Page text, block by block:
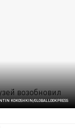
KOKOSHKIN/GLOBALLOOKPRESS